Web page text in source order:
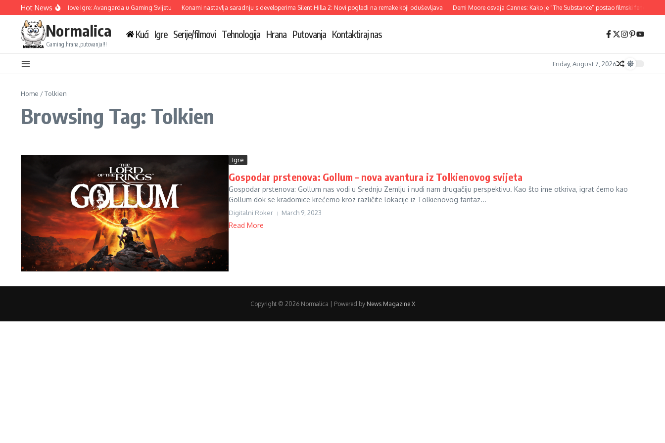
Skip to content
Hot News
Ubisoft Otkriva Tri Nove Igre: Avangarda u Gaming Svijetu Konami nastavlja saradnju s developerima Silent Hilla 2: Novi pogledi na remake koji oduševljava Demi Moore osvaja Cannes: Kako je “The Substance” postao filmski fenomen
Normalica
Gaming,hrana,putovanja!!!
Kući Igre Serije/filmovi Tehnologija Hrana Putovanja Kontaktiraj nas
Friday, August 7, 2026
Home /Tolkien
Browsing Tag: Tolkien
Igre
Gospodar prstenova: Gollum – nova avantura iz Tolkienovog svijeta
Gospodar prstenova: Gollum nas vodi u Srednju Zemlju i nudi nam drugačiju perspektivu. Kao što ime otkriva, igrat ćemo kao
Gollum dok se kradomice krećemo kroz različite lokacije iz Tolkienovog fantaz...
Digitalni Roker March 9, 2023
Read More
Copyright © 2026 Normalica | Powered by News Magazine X